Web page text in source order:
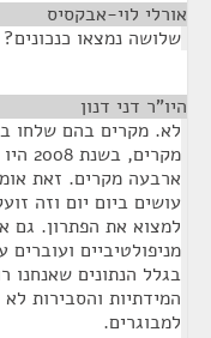
אורלי לוי-אבקסיס
שלושה נמצאו כנכונים?
היו"ר דני דנון
ארבעה מקרים. זאת
עושים ביום יום וזה
למצוא את הפתרון. גם
מניפולטיביים
בגלל הנתונים שאנחנו
המידתיות והסבירות
למבוגרים.